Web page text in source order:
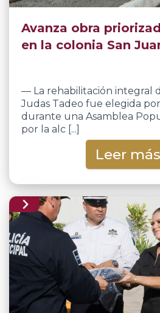
Avanza obra
en la colonia San
— La rehabilitación integral
Judas Tadeo fue elegida
durante una Asamblea
por la alc [...]
Leer más